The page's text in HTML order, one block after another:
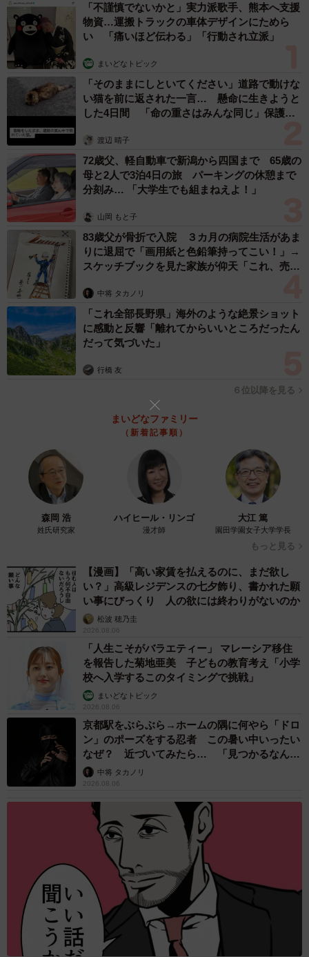
「不謹慎でないかと」実力派歌手、熊本へ支援
物資…運搬トラックの車体デザインにためら
い 「痛いほど伝わる」「行動され立派」
まいどなトピック
「そのままにしといてください」道路で動けな
い猫を前に返された一言… 懸命に生きようと
した4日間 「命の重さはみんな同じ」保護団
渡辺 晴子
72歳父、軽自動車で新潟から四国まで 65歳の
母と2人で3泊4日の旅 パーキングの休憩まで
分刻み… 「大学生でも組まねえよ！」
山岡 もと子
83歳父が骨折で入院 ３カ月の病院生活があま
りに退屈で「画用紙と色鉛筆持ってこい！」→
スケッチブックを見た家族が仰天「これ、売れ
中将 タカノリ
「これ全部長野県」海外のような絶景ショット
に感動と反響「離れてからいいところだったん
だって気づいた」
行橋 友
６位以降を見る
まいどなファミリー
（新着記事順）
森岡 浩
姓氏研究家
ハイヒール・リンゴ
漫才師
大江 篤
園田学園女子大学学長
もっと見る
【漫画】「高い家賃を払えるのに、まだ欲し
い？」高級レジデンスの七夕飾り、書かれた願
い事にびっくり 人の欲には終わりがないのか
松波 穂乃圭
2026.08.06
「人生こそがバラエティー」 マレーシア移住
を報告した菊地亜美 子どもの教育考え「小学
校へ入学するこのタイミングで挑戦」
まいどなトピック
2026.08.06
京都駅をぶらぶら→ホームの隅に何やら「ドロ
ン」のポーズをする忍者 この暑い中いったい
なぜ？ 近づいてみたら… 「見つかるなんて
未熟」中将 タカノリ
2026.08.06